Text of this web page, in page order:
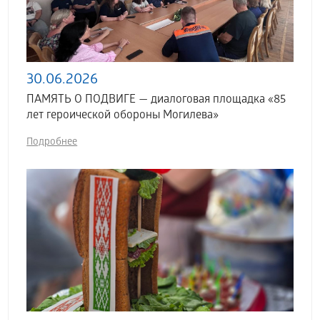
30.06.2026
ПАМЯТЬ О ПОДВИГЕ — диалоговая площадка «85
лет героической обороны Могилева»
Подробнее